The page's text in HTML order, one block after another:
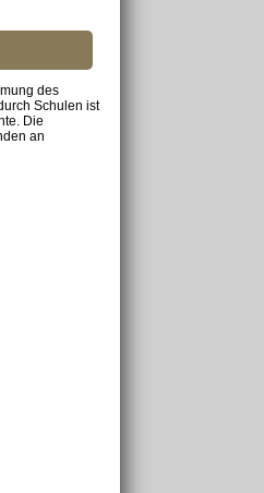
des
Schulen ist
Die
an